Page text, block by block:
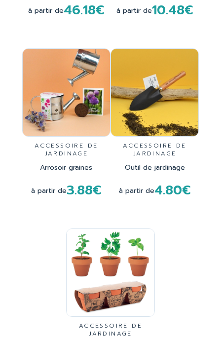
à partir de46.18€ à partir de10.48€
ACCESSOIRE DE
JARDINAGE
Arrosoir graines
à partir de3.88€
ACCESSOIRE DE
JARDINAGE
Outil de jardinage
à partir de4.80€
ACCESSOIRE DE
JARDINAGE